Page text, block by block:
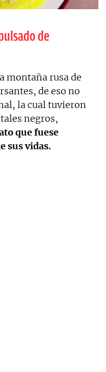
de
montaña rusa de
de eso no
la cual tuvieron
negros,
que fuese
sus vidas.